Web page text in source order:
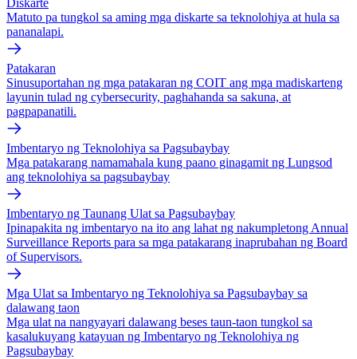
Diskarte
Matuto pa tungkol sa aming mga diskarte sa teknolohiya at hula sa
pananalapi.
Patakaran
Sinusuportahan ng mga patakaran ng COIT ang mga madiskarteng
layunin tulad ng cybersecurity, paghahanda sa sakuna, at
pagpapanatili.
Imbentaryo ng Teknolohiya sa Pagsubaybay
Mga patakarang namamahala kung paano ginagamit ng Lungsod
ang teknolohiya sa pagsubaybay
Imbentaryo ng Taunang Ulat sa Pagsubaybay
Ipinapakita ng imbentaryo na ito ang lahat ng nakumpletong Annual
Surveillance Reports para sa mga patakarang inaprubahan ng Board
of Supervisors.
Mga Ulat sa Imbentaryo ng Teknolohiya sa Pagsubaybay sa
dalawang taon
Mga ulat na nangyayari dalawang beses taun-taon tungkol sa
kasalukuyang katayuan ng Imbentaryo ng Teknolohiya ng
Pagsubaybay